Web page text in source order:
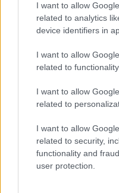
I want to allow
related to analytics
device identifiers in
I want to allow
related to
I want to allow
related to
I want to allow
related to security,
functionality and
user protection.
JJ MEGNYERTE AZ
MELYBEN A
ELSTARTOLT A